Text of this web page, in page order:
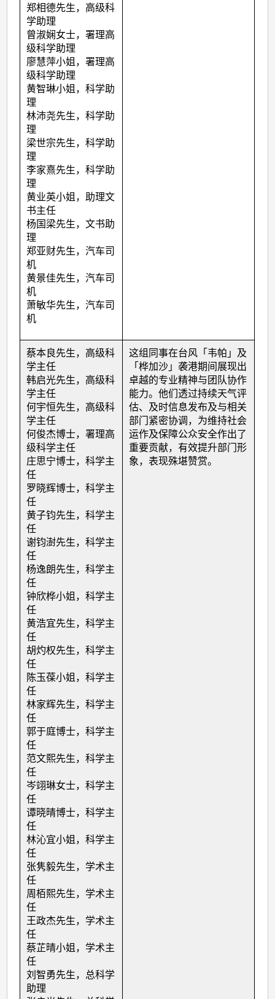
郑相德先生，高级科
学助理
曾淑娴女士，署理高
级科学助理
廖慧萍小姐，署理高
级科学助理
黄智琳小姐，科学助
理
林沛尧先生，科学助
理
梁世宗先生，科学助
理
李家熹先生，科学助
理
黄业英小姐，助理文
书主任
杨国梁先生，文书助
理
郑亚财先生，汽车司
机
黄景佳先生，汽车司
机
萧敏华先生，汽车司
机
蔡本良先生，高级科
学主任
韩启光先生，高级科
学主任
何宇恒先生，高级科
学主任
何俊杰博士，署理高
级科学主任
庄思宁博士，科学主
任
罗晓辉博士，科学主
任
黄子钧先生，科学主
任
谢钧澍先生，科学主
任
杨逸朗先生，科学主
任
钟欣桦小姐，科学主
任
黄浩宜先生，科学主
任
胡灼权先生，科学主
任
陈玉葆小姐，科学主
任
林家辉先生，科学主
任
郭于庭博士，科学主
任
范文熙先生，科学主
任
岑翊琳女士，科学主
任
谭晓晴博士，科学主
任
林沁宜小姐，科学主
任
张隽毅先生，学术主
任
周栢熙先生，学术主
任
王政杰先生，学术主
任
蔡芷晴小姐，学术主
任
刘智勇先生，总科学
助理
这组同事在台风「韦帕」及
「桦加沙」袭港期间展现出
卓越的专业精神与团队协作
能力。他们透过持续天气评
估、及时信息发布及与相关
部门紧密协调，为维持社会
运作及保障公众安全作出了
重要贡献，有效提升部门形
象，表现殊堪赞赏。